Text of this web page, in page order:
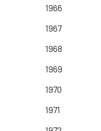
1966
1967
1968
1969
1970
1971